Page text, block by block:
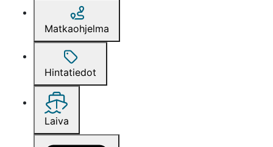
Matkaohjelma
Hintatiedot
Laiva